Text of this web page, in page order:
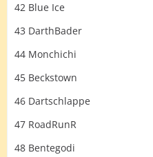
42 Blue Ice
43 DarthBader
44 Monchichi
45 Beckstown
46 Dartschlappe
47 RoadRunR
48 Bentegodi